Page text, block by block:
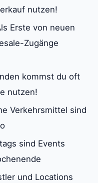
nutzen!
Erste von neuen
Zugänge
kommst du oft
nutzen!
Verkehrsmittel sind
sind Events
und Locations